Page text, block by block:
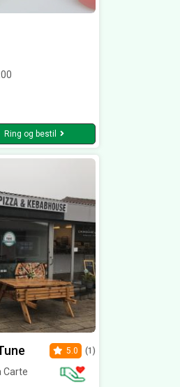
Ring og bestil
Carte
5.0 (1)